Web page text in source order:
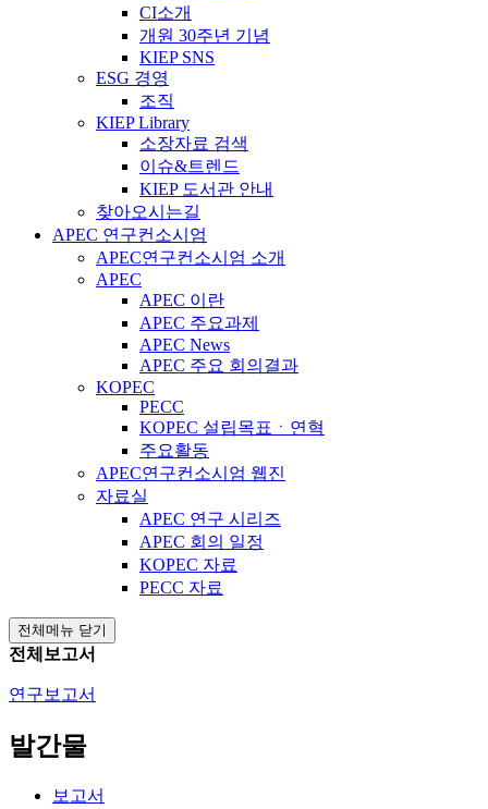
CI소개
개원 30주년 기념
KIEP SNS
ESG 경영
조직
KIEP Library
소장자료 검색
이슈&트렌드
KIEP 도서관 안내
찾아오시는길
APEC 연구컨소시엄
APEC연구컨소시엄 소개
APEC
APEC 이란
APEC 주요과제
APEC News
APEC 주요 회의결과
KOPEC
PECC
KOPEC 설립목표ㆍ연혁
주요활동
APEC연구컨소시엄 웹진
자료실
APEC 연구 시리즈
APEC 회의 일정
KOPEC 자료
PECC 자료
전체메뉴 닫기
전체보고서
연구보고서
발간물
보고서